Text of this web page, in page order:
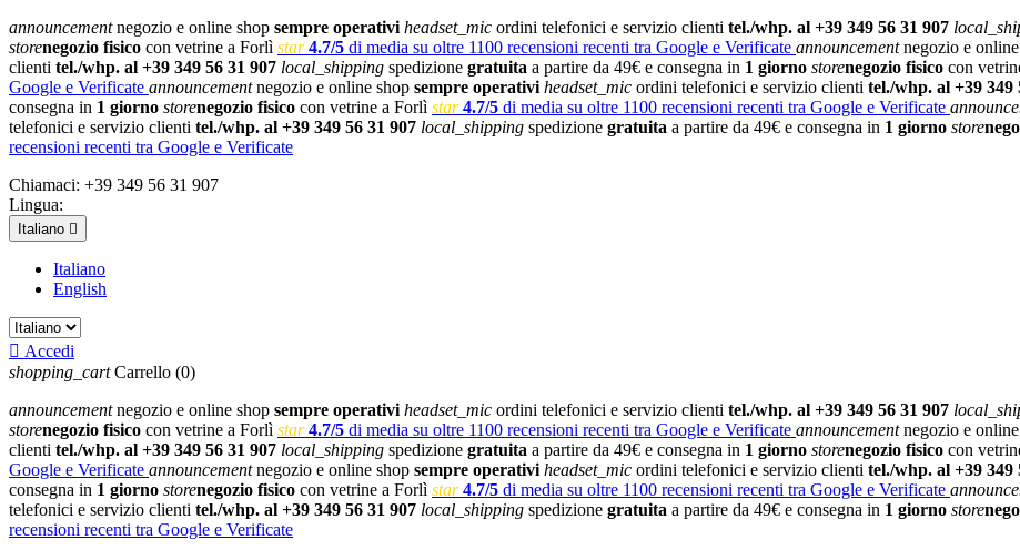
announcementnegozio e online shop sempre operativi headset_mic ordini telefonici e servizio clienti tel./whp. al +39 349 56 31 907
storenegozio fisico con vetrine a Forlì star 4.7/5 di media su oltre 1100 recensioni recenti tra Google e Verificate announcementnegozio e
clienti tel./whp. al +39 349 56 31 907 local_shipping spedizione gratuita a partire da 49€ e consegna in 1 giorno storenegozio fisico con
Google e Verificate announcementnegozio e online shop sempre operativi headset_mic ordini telefonici e servizio clienti tel./whp. al +39 349
consegna in 1 giorno storenegozio fisico con vetrine a Forlì star 4.7/5 di media su oltre 1100 recensioni recenti tra Google e Verificate
telefonici e servizio clienti tel./whp. al +39 349 56 31 907 local_shipping spedizione gratuita a partire da 49€ e consegna in 1 giorno store
recensioni recenti tra Google e Verificate
Chiamaci: +39 349 56 31 907
Lingua:
Italiano 
Italiano
English
 Accedi
shopping_cart Carrello (0)
announcementnegozio e online shop sempre operativi headset_mic ordini telefonici e servizio clienti tel./whp. al +39 349 56 31 907
storenegozio fisico con vetrine a Forlì star 4.7/5 di media su oltre 1100 recensioni recenti tra Google e Verificate announcementnegozio e
clienti tel./whp. al +39 349 56 31 907 local_shipping spedizione gratuita a partire da 49€ e consegna in 1 giorno storenegozio fisico con
Google e Verificate announcementnegozio e online shop sempre operativi headset_mic ordini telefonici e servizio clienti tel./whp. al +39 349
consegna in 1 giorno storenegozio fisico con vetrine a Forlì star 4.7/5 di media su oltre 1100 recensioni recenti tra Google e Verificate
telefonici e servizio clienti tel./whp. al +39 349 56 31 907 local_shipping spedizione gratuita a partire da 49€ e consegna in 1 giorno store
recensioni recenti tra Google e Verificate